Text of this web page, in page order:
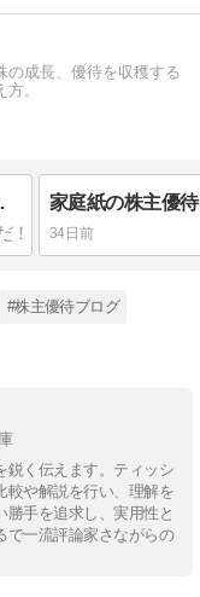
の成長、優待を収穫する
。
かを検証します
34日前
#株主優待ブログ
鋭く伝えます。ティッシ
較や解説を行い、理解を
手を追求し、実用性と
で一流評論家さながらの